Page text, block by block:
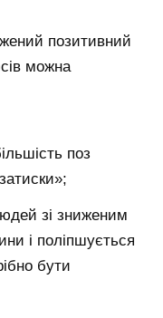
позитивний
можна
поз
зі зниженим
і поліпшується
бути